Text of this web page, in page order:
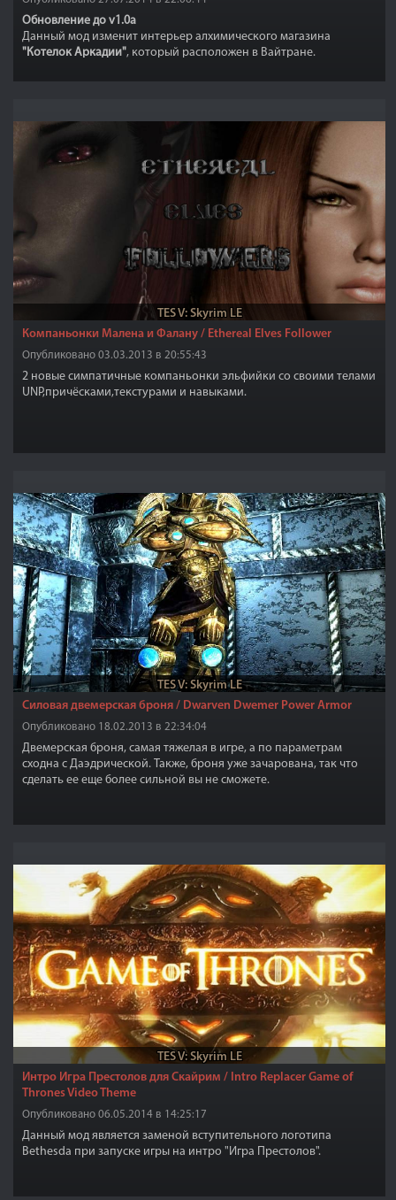
Обновление до v1.0a
Данный мод изменит интерьер алхимического магазина
"Котелок Аркадии", который расположен в Вайтране.
TES V: Skyrim LE
Компаньонки Малена и Фалану / Ethereal Elves Follower
Опубликовано 03.03.2013 в 20:55:43
2 новые симпатичные компаньонки эльфийки со своими телами
UNP,причёсками,текстурами и навыками.
TES V: Skyrim LE
Силовая двемерская броня / Dwarven Dwemer Power Armor
Опубликовано 18.02.2013 в 22:34:04
Двемерская броня, самая тяжелая в игре, а по параметрам
сходна с Даэдрической. Также, броня уже зачарована, так что
сделать ее еще более сильной вы не сможете.
TES V: Skyrim LE
Интро Игра Престолов для Скайрим / Intro Replacer Game of
Thrones Video Theme
Опубликовано 06.05.2014 в 14:25:17
Данный мод является заменой вступительного логотипа
Bethesda при запуске игры на интро "Игра Престолов".